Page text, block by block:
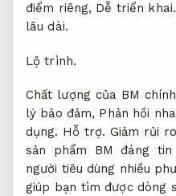
điểm riêng, Dễ triển khai.
lâu dài.
Lộ trình.
Chất lượng của BM
lý bảo đảm, Phản hồi
dụng. Hỗ trợ. Giảm rủi
sản phẩm BM đáng
người tiêu dùng nhiều
giúp bạn tìm được dòng